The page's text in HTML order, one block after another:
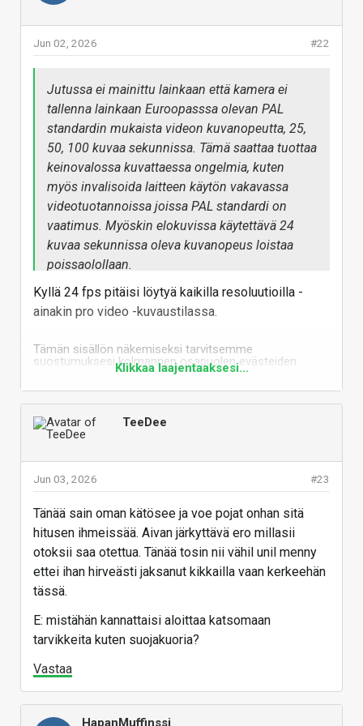
#22
Jun 02, 2026
Jutussa ei mainittu lainkaan että kamera ei
tallenna lainkaan Euroopasssa olevan PAL
standardin mukaista videon kuvanopeutta, 25,
50, 100 kuvaa sekunnissa. Tämä saattaa tuottaa
keinovalossa kuvattaessa ongelmia, kuten
myös invalisoida laitteen käytön vakavassa
videotuotannoissa joissa PAL standardi on
vaatimus. Myöskin elokuvissa käytettävä 24
kuvaa sekunnissa oleva kuvanopeus loistaa
poissaolollaan.
Olisi hyvä tuoda nämä asiat esiin revikassa, ettei
asia tule kuluttajalle yllätyksenä liian myöhään.
Kyllä 24 fps pitäisi löytyä kaikilla resoluutioilla -
ainakin pro video -kuvaustilassa.
Tämän sisällön näkemiseksi tarvitsemme
suostumuksesi kolmannen osapuolen evästeiden
hyväksymiseen.
HYVÄKSY KOLMANNEN OSAPUOLEN EVÄSTEET
Linkki: https://youtu.be/4rEcw1U9FHo?is=hn2ra_-ft0KQtPox
Osaako@Juha Kokkonen sanoa, onko keinovalossa
videota kuvatessa välkkymisongelmaa?
Laadukkaammat ledit tuskin vilkkuvat, mutta joillain
halpiksilla voisi testata (vaikka tuskin xxxx € luurin
ostaja sellaisia kotiinsa hankkii). Pienet G4-kannan
vilkkumattoman mallin).
2160p30- ja 2160p60-videoita kaikilla kolmella
takakameralla takuuvälkkyvien G4-ledien valossa.
Mikään kuudesta testivideosta ei toistettaessa
Klikkaa laajentaaksesi...
TeeDee
#23
Jun 03, 2026
Tänää sain oman kätösee ja voe pojat onhan sitä
hitusen ihmeissää. Aivan järkyttävä ero millasii
otoksii saa otettua. Tänää tosin nii vähil unil menny
ettei ihan hirveästi jaksanut kikkailla vaan kerkeehän
tässä.
E: mistähän kannattaisi aloittaa katsomaan
tarvikkeita kuten suojakuoria?
Vastaa